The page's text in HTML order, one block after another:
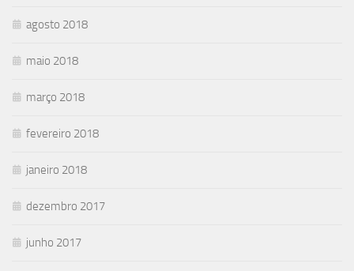
agosto 2018
maio 2018
março 2018
fevereiro 2018
janeiro 2018
dezembro 2017
junho 2017